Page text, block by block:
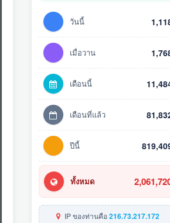
วันนี้
เมื่อวาน
เดือนนี้
เดือนที่แล้ว
ปีนี้
ทั้งหมด
IP ของท่านคือ216.73.217.172